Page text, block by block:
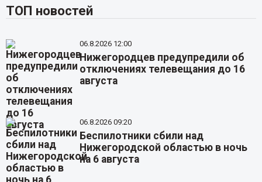
ТОП новостей
06.8.2026 12:00
Нижегородцев предупредили об
отключениях телевещания до 16
августа
06.8.2026 09:20
Беспилотники сбили над
Нижегородской областью в ночь
на 6 августа